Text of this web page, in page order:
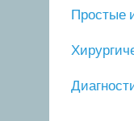
Прοстые